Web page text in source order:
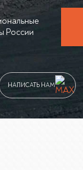
НАПИСАТЬ НАМ